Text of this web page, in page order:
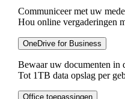
Communiceer met uw
Hou online vergaderingen
OneDrive for Business
Bewaar uw documenten in
Tot 1TB data opslag per
Office toepassingen